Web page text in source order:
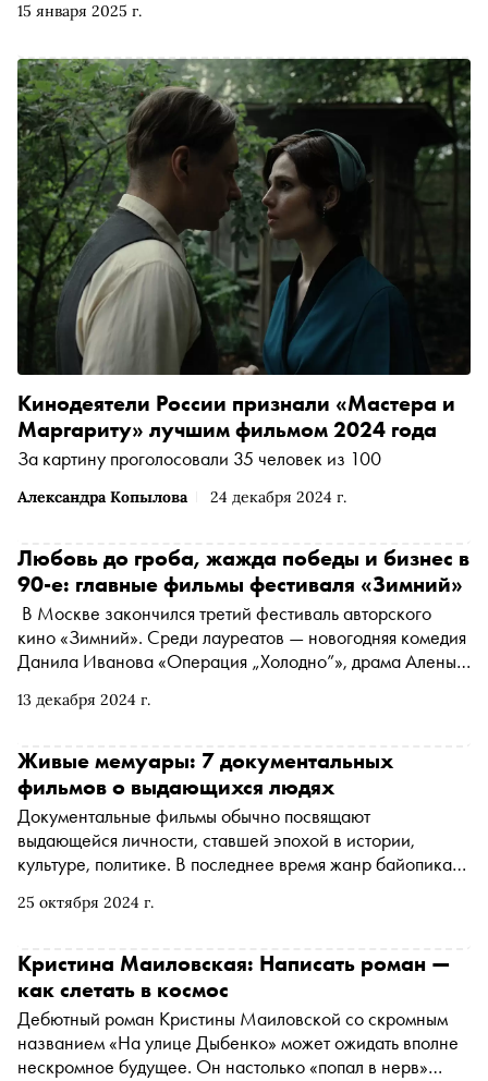
15 января 2025 г.
Борисом Кутенковым о судьбе поэта Дениса Новикова,
голливудской актрисой, о том, чем Новиков отличается
от Рыжего и Гандлевского, важно ли сохранять хорошие
отношения с «тусовкой», чтобы тебя печатали, почему
даже поэты-патриоты становятся эмигрантами и из-за
чего талантливые авторы, как правило, не заканчивают
Литературный институт
Александра Копылова 24 декабря 2024 г.
Кинодеятели России признали «Мастера и
Маргариту» лучшим фильмом 2024 года
За картину проголосовали 35 человек из 100
13 декабря 2024 г.
Любовь до гроба, жажда победы и бизнес в
90-е: главные фильмы фестиваля «Зимний»
В Москве закончился третий фестиваль авторского
кино «Зимний». Среди лауреатов — новогодняя комедия
Данила Иванова «Операция „Холодно”», драма Алены
Виктории Мокеровой «Чувства». Об этих и других
Загвоздкина
25 октября 2024 г.
Живые мемуары: 7 документальных
фильмов о выдающихся людях
Документальные фильмы обычно посвящают
выдающейся личности, ставшей эпохой в истории,
культуре, политике. В последнее время жанр байопика
поспорить по востребованности с жанром игрового
социальному или природному явлению, историческому
периоду, но на самом деле «документалки» всегда
описывают эпоху, страну, атмосферу и картину времени,
раскрывая для зрителя в новом ракурсе и известных
людей, и мир сквозь призму частного взгляда. «Сноб»
Кристина Маиловская: Написать роман —
как слетать в космос
Дебютный роман Кристины Маиловской со скромным
названием «На улице Дыбенко» может ожидать вполне
нескромное будущее. Он настолько «попал в нерв»